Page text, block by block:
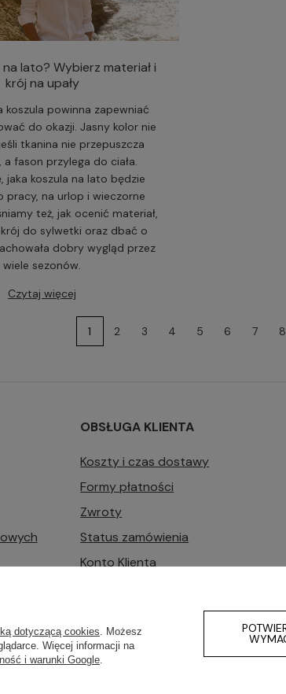
lato? Wybierz materiał i
krój na upały
koszula powinna zapewniać
do okazji. Jasny kolor nie
tkanina nie przepuszcza
fason przylega do ciała.
jaka koszula na lato będzie
pracy, na urlop i wieczorne
też, jak ocenić materiał,
do sylwetki oraz dbać o
dobry wygląd przez
wiele sezonów.
Czytaj więcej
1 2 3 4 5 6 7 8
OBSŁUGA KLIENTA
Koszty i czas dostawy
Formy płatności
Zwroty
Status zamówienia
Konto Klienta
dotyczącą cookies . Możesz
Więcej informacji na
i warunki Google